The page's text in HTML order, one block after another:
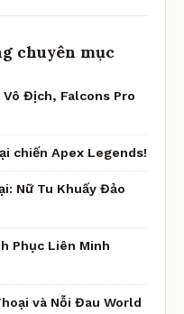
chuyên mục
Vô Địch, Falcons Pro
chiến Apex Legends!
Nữ Tu Khuấy Đảo
Phục Liên Minh
và Nỗi Đau World